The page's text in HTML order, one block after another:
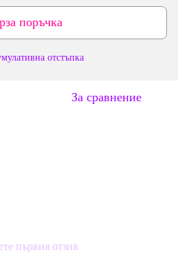
поръчка
отстъпка
За сравнение
първия отзив